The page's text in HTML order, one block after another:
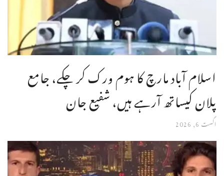
اسلام آباد مارچ کا ہوم ورک کر چکے، جامع
پلان کیساتھ آرہے ہیں، شفیع جان
اگست 6, 2026